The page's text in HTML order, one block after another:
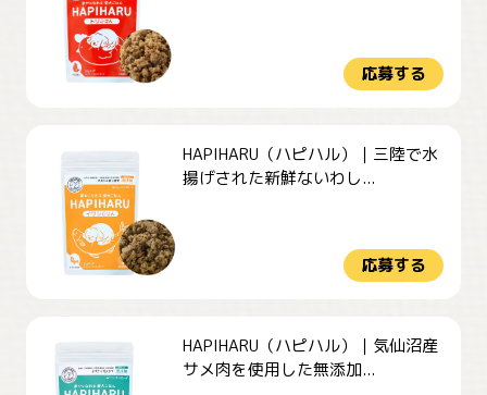
応募する
HAPIHARU（ハピハル）｜三陸で水
揚げされた新鮮ないわし...
応募する
HAPIHARU（ハピハル）｜気仙沼産
サメ肉を使用した無添加...